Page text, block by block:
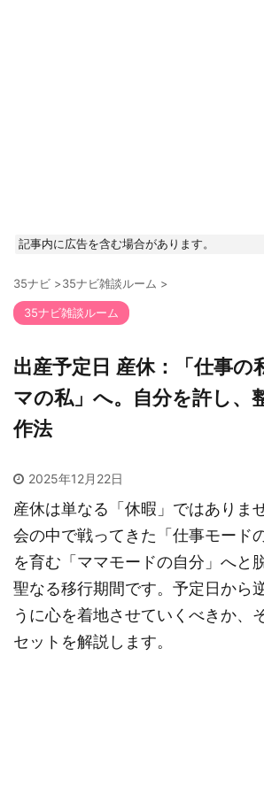
記事内に広告を含む場合があります。
35ナビ >35ナビ雑談ルーム >
35ナビ雑談ルーム
出産予定日 産休：「仕事の
マの私」へ。自分を許し、
作法
2025年12月22日
産休は単なる「休暇」ではありま
会の中で戦ってきた「仕事モード
を育む「ママモードの自分」へと
聖なる移行期間です。予定日から
うに心を着地させていくべきか、
セットを解説します。